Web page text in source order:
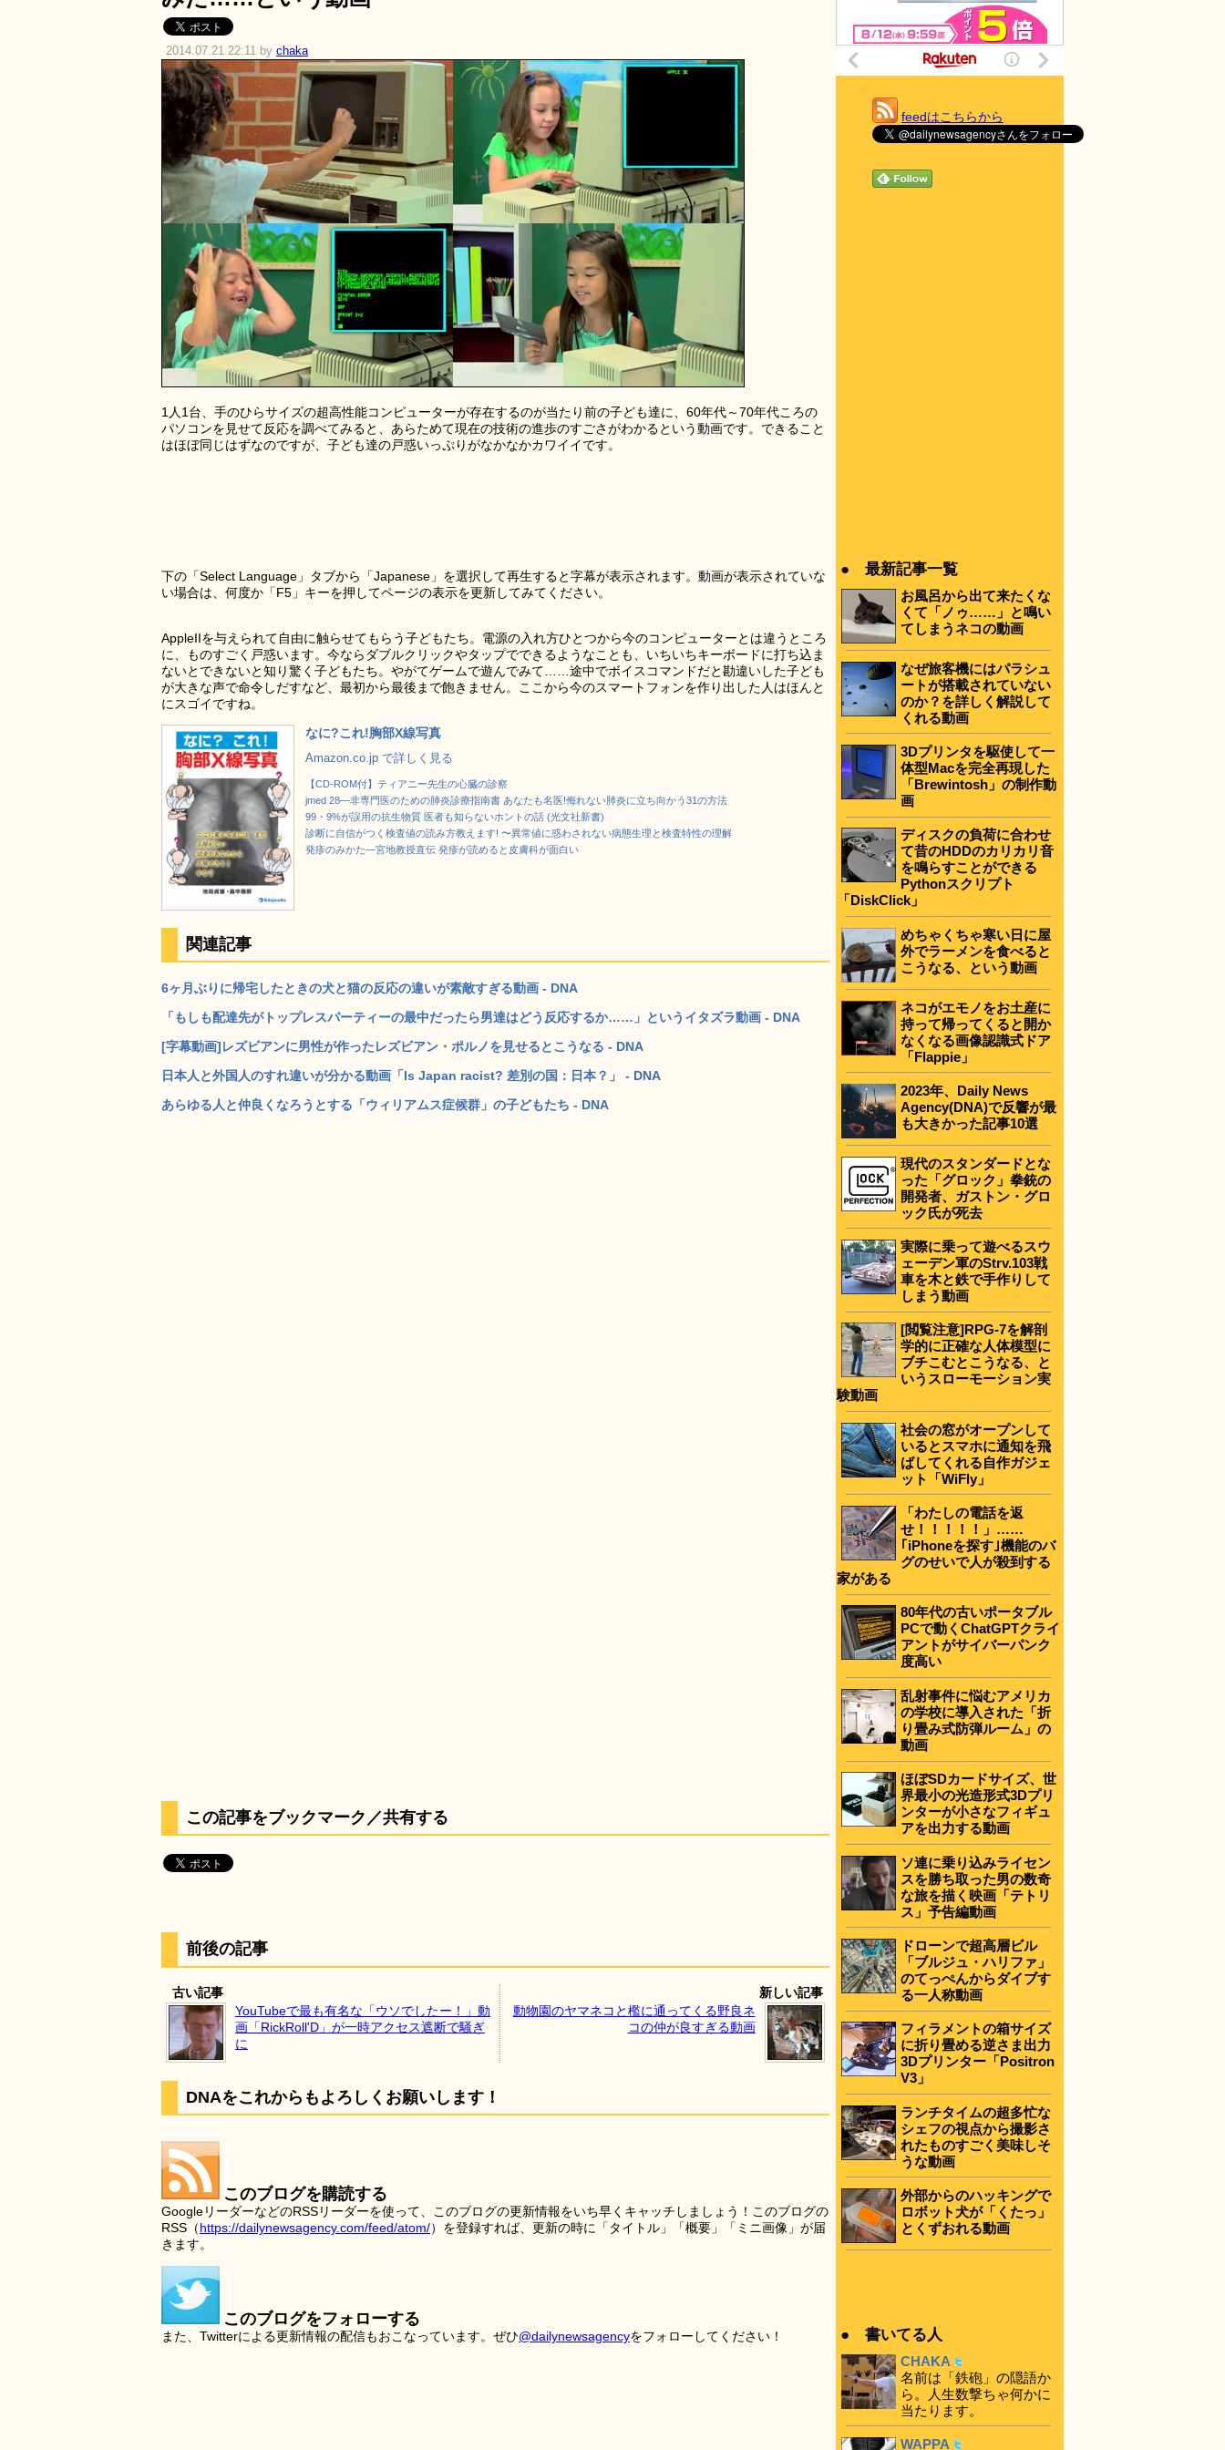
2014.07.21 22:11 by chaka
1人1台、手のひらサイズの超高性能コンピューターが存在するのが当たり前の子ども達に、60年代～70年代ころの
パソコンを見せて反応を調べてみると、あらためて現在の技術の進歩のすごさがわかるという動画です。できること
はほぼ同じはずなのですが、子ども達の戸惑いっぷりがなかなかカワイイです。
下の「Select Language」タブから「Japanese」を選択して再生すると字幕が表示されます。動画が表示されていな
い場合は、何度か「F5」キーを押してページの表示を更新してみてください。
AppleIIを与えられて自由に触らせてもらう子どもたち。電源の入れ方ひとつから今のコンピューターとは違うところ
に、ものすごく戸惑います。今ならダブルクリックやタップでできるようなことも、いちいちキーボードに打ち込ま
ないとできないと知り驚く子どもたち。やがてゲームで遊んでみて……途中でボイスコマンドだと勘違いした子ども
が大きな声で命令しだすなど、最初から最後まで飽きません。ここから今のスマートフォンを作り出した人はほんと
にスゴイですね。
なに?これ!胸部X線写真
Amazon.co.jp で詳しく見る
【CD-ROM付】ティアニー先生の心臓の診察
jmed 28―非専門医のための肺炎診療指南書 あなたも名医!侮れない肺炎に立ち向かう31の方法
99・9%が誤用の抗生物質 医者も知らないホントの話 (光文社新書)
診断に自信がつく検査値の読み方教えます! 〜異常値に惑わされない病態生理と検査特性の理解
発疹のみかた―宮地教授直伝 発疹が読めると皮膚科が面白い
関連記事
6ヶ月ぶりに帰宅したときの犬と猫の反応の違いが素敵すぎる動画 - DNA
「もしも配達先がトップレスパーティーの最中だったら男達はどう反応するか……」というイタズラ動画 - DNA
[字幕動画]レズビアンに男性が作ったレズビアン・ポルノを見せるとこうなる - DNA
日本人と外国人のすれ違いが分かる動画「Is Japan racist? 差別の国：日本？」 - DNA
あらゆる人と仲良くなろうとする「ウィリアムス症候群」の子どもたち - DNA
この記事をブックマーク／共有する
前後の記事
古い記事
YouTubeで最も有名な「ウソでしたー！」動
画「RickRoll'D」が一時アクセス遮断で騒ぎ
に
新しい記事
動物園のヤマネコと檻に通ってくる野良ネ
コの仲が良すぎる動画
DNAをこれからもよろしくお願いします！
このブログを購読する
GoogleリーダーなどのRSSリーダーを使って、このブログの更新情報をいち早くキャッチしましょう！このブログの
RSS（https://dailynewsagency.com/feed/atom/）を登録すれば、更新の時に「タイトル」「概要」「ミニ画像」が届
きます。
このブログをフォローする
また、Twitterによる更新情報の配信もおこなっています。ぜひ@dailynewsagencyをフォローしてください！
feedはこちらから
● 最新記事一覧
お風呂から出て来たくな
くて「ノゥ……」と鳴い
てしまうネコの動画
なぜ旅客機にはパラシュ
ートが搭載されていない
のか？を詳しく解説して
くれる動画
3Dプリンタを駆使して一
体型Macを完全再現した
「Brewintosh」の制作動
画
ディスクの負荷に合わせ
て昔のHDDのカリカリ音
を鳴らすことができる
Pythonスクリプト
「DiskClick」
めちゃくちゃ寒い日に屋
外でラーメンを食べると
こうなる、という動画
ネコがエモノをお土産に
持って帰ってくると開か
なくなる画像認識式ドア
「Flappie」
2023年、Daily News
Agency(DNA)で反響が最
も大きかった記事10選
現代のスタンダードとな
った「グロック」拳銃の
開発者、ガストン・グロ
ック氏が死去
実際に乗って遊べるスウ
ェーデン軍のStrv.103戦
車を木と鉄で手作りして
しまう動画
[閲覧注意]RPG-7を解剖
学的に正確な人体模型に
ブチこむとこうなる、と
いうスローモーション実
験動画
社会の窓がオープンして
いるとスマホに通知を飛
ばしてくれる自作ガジェ
ット「WiFly」
「わたしの電話を返
せ！！！！！」……
｢iPhoneを探す｣機能のバ
グのせいで人が殺到する
家がある
80年代の古いポータブル
PCで動くChatGPTクライ
アントがサイバーパンク
度高い
乱射事件に悩むアメリカ
の学校に導入された「折
り畳み式防弾ルーム」の
動画
ほぼSDカードサイズ、世
界最小の光造形式3Dプリ
ンターが小さなフィギュ
アを出力する動画
ソ連に乗り込みライセン
スを勝ち取った男の数奇
な旅を描く映画「テトリ
ス」予告編動画
ドローンで超高層ビル
「ブルジュ・ハリファ」
のてっぺんからダイブす
る一人称動画
フィラメントの箱サイズ
に折り畳める逆さま出力
3Dプリンター「Positron
V3」
ランチタイムの超多忙な
シェフの視点から撮影さ
れたものすごく美味しそ
うな動画
外部からのハッキングで
ロボット犬が「くたっ」
とくずおれる動画
● 書いてる人
CHAKA
名前は「鉄砲」の隠語か
ら。人生数撃ちゃ何かに
当たります。
WAPPA